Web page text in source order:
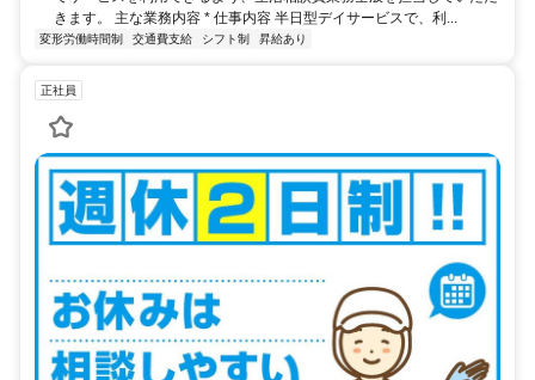
きます。 主な業務内容 * 仕事内容 半日型デイサービスで、利...
変形労働時間制 交通費支給 シフト制 昇給あり
正社員